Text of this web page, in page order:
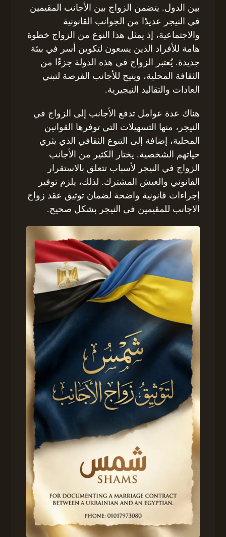
بين الدول. يتضمن الزواج بين الأجانب المقيمين
في النيجر عديدًا من الجوانب القانونية
والاجتماعية، إذ يمثل هذا النوع من الزواج خطوة
هامة للأفراد الذين يسعون لتكوين أسر في بيئة
جديدة. يُعتبر الزواج في هذه الدولة جزءًا من
الثقافة المحلية، ويتيح للأجانب الفرصة لتبني
العادات والتقاليد النيجيرية.
هناك عدة عوامل تدفع الأجانب إلى الزواج في
النيجر، منها التسهيلات التي توفرها القوانين
المحلية، إضافة إلى التنوع الثقافي الذي يثري
حياتهم الشخصية. يختار الكثير من الأجانب
الزواج في النيجر لأسباب تتعلق بالاستقرار
القانوني والعيش المشترك. لذلك، يلزم توفير
إجراءات قانونية واضحة لضمان توثيق عقد زواج
الاجانب للمقيمين فى النيجر بشكل صحيح.